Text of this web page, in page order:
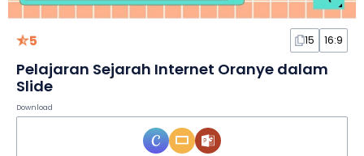
5 15 16:9
Pelajaran Sejarah Internet Oranye dalam
Slide
Download